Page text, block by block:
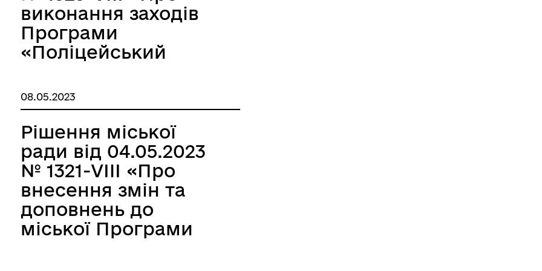
новій редакції»
затвердження її
Положення»
виконання заходів
Програми
«Поліцейський
Южненської міської
територіальної
громади на 2022-
2024 роки за 2022
рік»
08.05.2023
Рішення міської
ради від 04.05.2023
№ 1321-VIIІ «Про
внесення змін та
доповнень до
міської Програми